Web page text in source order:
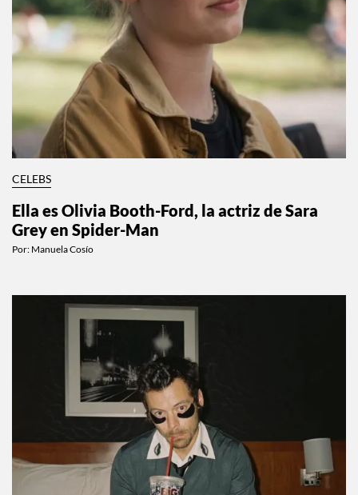
CELEBS
Ella es Olivia Booth-Ford, la actriz de Sara
Grey en Spider-Man
Por: Manuela Cosío